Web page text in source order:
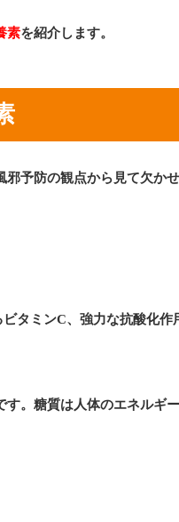
素を紹介します。
予防の観点から見て欠か
タミンC、強力な抗酸化
。糖質は人体のエネルギ